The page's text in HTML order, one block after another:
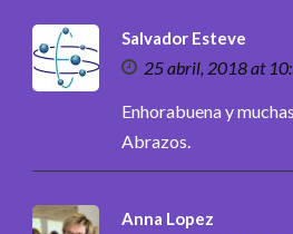
Salvador Esteve
25 abril, 2018 at
Enhorabuena y
Abrazos.
Anna Lopez